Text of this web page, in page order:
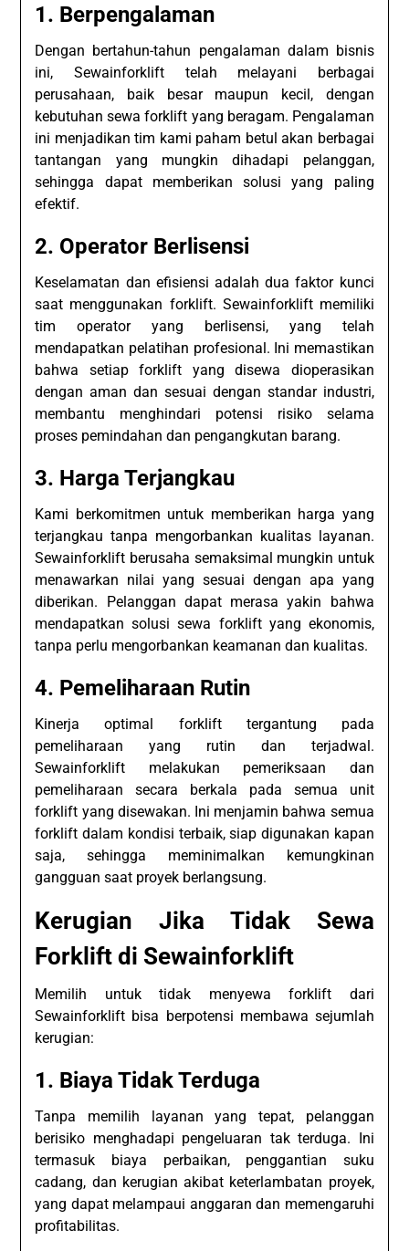
1. Berpengalaman
Dengan bertahun-tahun pengalaman dalam bisnis
ini, Sewainforklift telah melayani berbagai
perusahaan, baik besar maupun kecil, dengan
kebutuhan sewa forklift yang beragam. Pengalaman
ini menjadikan tim kami paham betul akan berbagai
tantangan yang mungkin dihadapi pelanggan,
sehingga dapat memberikan solusi yang paling
efektif.
2. Operator Berlisensi
Keselamatan dan efisiensi adalah dua faktor kunci
saat menggunakan forklift. Sewainforklift memiliki
tim operator yang berlisensi, yang telah
mendapatkan pelatihan profesional. Ini memastikan
bahwa setiap forklift yang disewa dioperasikan
dengan aman dan sesuai dengan standar industri,
membantu menghindari potensi risiko selama
proses pemindahan dan pengangkutan barang.
3. Harga Terjangkau
Kami berkomitmen untuk memberikan harga yang
terjangkau tanpa mengorbankan kualitas layanan.
Sewainforklift berusaha semaksimal mungkin untuk
menawarkan nilai yang sesuai dengan apa yang
diberikan. Pelanggan dapat merasa yakin bahwa
mendapatkan solusi sewa forklift yang ekonomis,
tanpa perlu mengorbankan keamanan dan kualitas.
4. Pemeliharaan Rutin
Kinerja optimal forklift tergantung pada
pemeliharaan yang rutin dan terjadwal.
Sewainforklift melakukan pemeriksaan dan
pemeliharaan secara berkala pada semua unit
forklift yang disewakan. Ini menjamin bahwa semua
forklift dalam kondisi terbaik, siap digunakan kapan
saja, sehingga meminimalkan kemungkinan
gangguan saat proyek berlangsung.
Kerugian Jika Tidak Sewa
Forklift di Sewainforklift
Memilih untuk tidak menyewa forklift dari
Sewainforklift bisa berpotensi membawa sejumlah
kerugian:
1. Biaya Tidak Terduga
Tanpa memilih layanan yang tepat, pelanggan
berisiko menghadapi pengeluaran tak terduga. Ini
termasuk biaya perbaikan, penggantian suku
cadang, dan kerugian akibat keterlambatan proyek,
yang dapat melampaui anggaran dan memengaruhi
profitabilitas.